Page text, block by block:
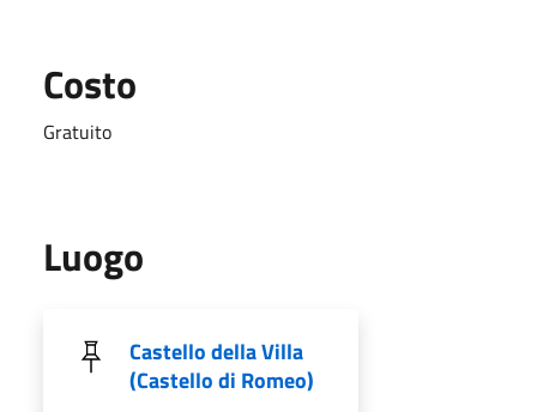
Costo
Gratuito
Luogo
Castello della Villa
(Castello di Romeo)